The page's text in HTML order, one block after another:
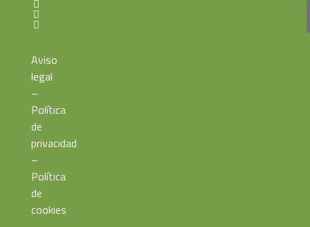
Aviso
legal
–
Política
de
privacidad
–
Política
de
cookies